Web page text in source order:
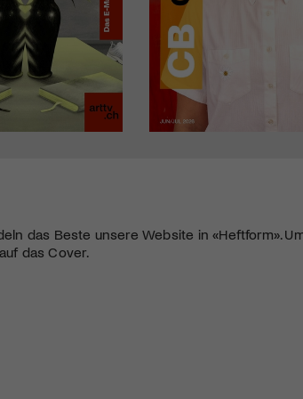
das Beste unsere Website in «Heftform».
das Cover.